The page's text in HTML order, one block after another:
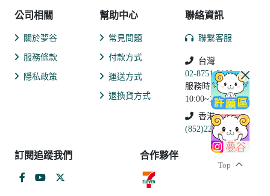
Top
公司相關
關於夢谷
服務條款
隱私政策
幫助中心
常見問題
付款方式
運送方式
退換貨方式
聯絡資訊
聯繫客服
台灣
02-8751-2102
服務時間:
10:00~19:00
香港
(852)2250-9311
訂閱追蹤我們 合作夥伴